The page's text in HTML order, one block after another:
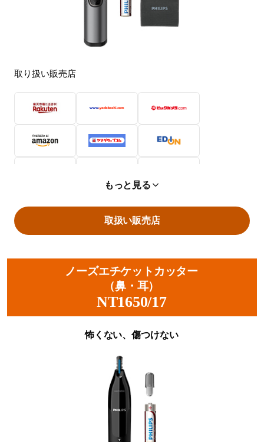
取り扱い販売店
もっと見る
取扱い販売店
ノーズエチケットカッター
（鼻・耳）
NT1650/17
怖くない、傷つけない